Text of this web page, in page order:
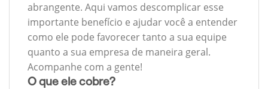
abrangente. Aqui vamos descomplicar esse
importante benefício e ajudar você a entender
como ele pode favorecer tanto a sua equipe
quanto a sua empresa de maneira geral.
Acompanhe com a gente!
O que ele cobre?